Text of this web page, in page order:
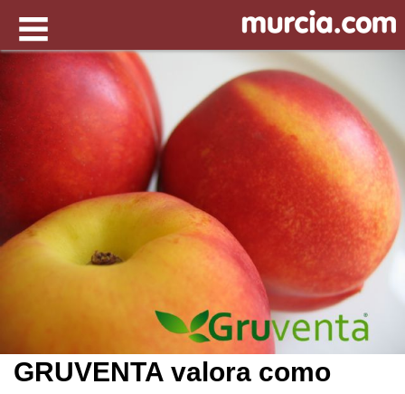
GRUVENTA valora como